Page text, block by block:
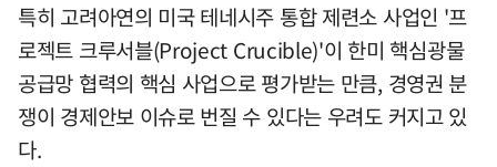
특히 고려아연의 미국 테네시주 통합 제련소 사업인 '프
로젝트 크루서블(Project Crucible)'이 한미 핵심광물
공급망 협력의 핵심 사업으로 평가받는 만큼, 경영권 분
쟁이 경제안보 이슈로 번질 수 있다는 우려도 커지고 있
다.